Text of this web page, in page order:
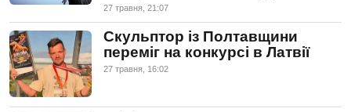
27 травня, 21:07
Скульптор із Полтавщини
переміг на конкурсі в Латвії
27 травня, 16:02